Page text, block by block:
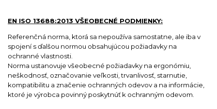
EN ISO 13688:2013 VŠEOBECNÉ PODMIENKY:
Referenčná norma, ktorá sa nepoužíva samostatne, ale iba v
spojení s ďalšou normou obsahujúcou požiadavky na
ochranné vlastnosti.
Norma ustanovuje všeobecné požiadavky na ergonómiu,
neškodnosť, označovanie veľkosti, trvanlivosť, starnutie,
kompatibilitu a značenie ochranných odevov a na informácie,
ktoré je výrobca povinný poskytnúť k ochranným odevom.